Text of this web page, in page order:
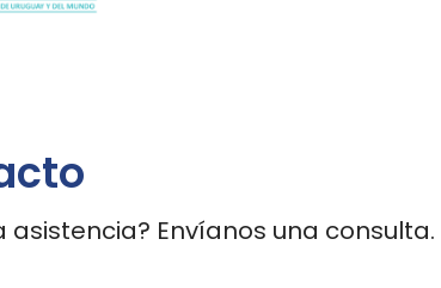
asistencia? Envíanos una consulta.